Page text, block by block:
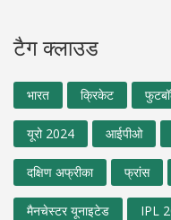
टैग क्लाउड
भारत क्रिकेट
यूरो 2024 आईपीओ
दक्षिण अफ्रीका फ्रांस
मैनचेस्टर यूनाइटेड IPL